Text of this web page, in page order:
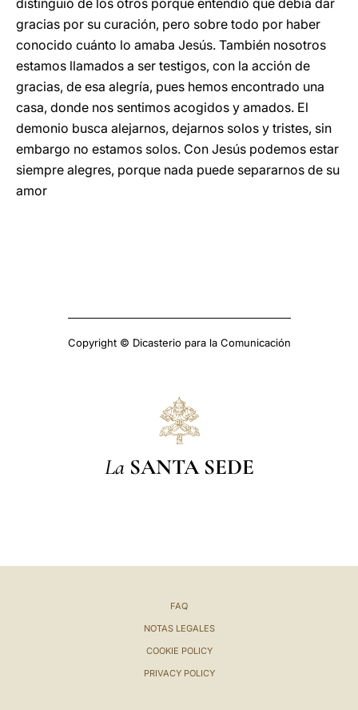
distinguió de los otros porque entendió que debía dar
gracias por su curación, pero sobre todo por haber
conocido cuánto lo amaba Jesús. También nosotros
estamos llamados a ser testigos, con la acción de
gracias, de esa alegría, pues hemos encontrado una
casa, donde nos sentimos acogidos y amados. El
demonio busca alejarnos, dejarnos solos y tristes, sin
embargo no estamos solos. Con Jesús podemos estar
siempre alegres, porque nada puede separarnos de su
amor
Copyright © Dicasterio para la Comunicación
La SANTA SEDE
FAQ
NOTAS LEGALES
COOKIE POLICY
PRIVACY POLICY